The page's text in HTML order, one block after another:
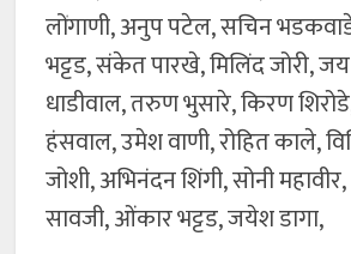
लोंगाणी, अनुप पटेल, सचिन
भट्टड, संकेत पारखे, मिलिंद जोरी,
धाडीवाल, तरुण भुसारे, किरण
हंसवाल, उमेश वाणी, रोहित काले,
जोशी, अभिनंदन शिंगी, सोनी
सावजी, ओंकार भट्टड, जयेश डागा,